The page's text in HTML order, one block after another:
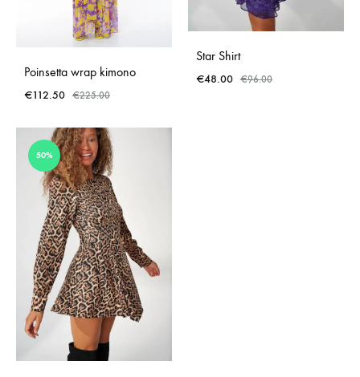
Poinsetta wrap kimono
€112.50 €225.00
Star Shirt
€48.00 €96.00
50%